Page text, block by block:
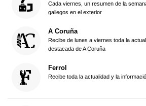
Cada viernes, un resumen de la
gallegos en el exterior
A Coruña
Recibe de lunes a viernes toda la
destacada de A Coruña
Ferrol
Recibe toda la actualidad y la